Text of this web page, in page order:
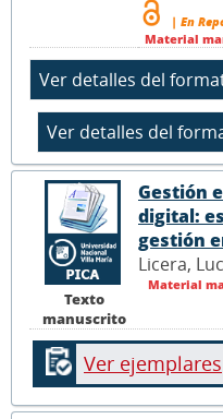
| En
Material
Texto
manuscrito
Gestión
digital:
gestión
Licera,
Material
Ver ejemplares